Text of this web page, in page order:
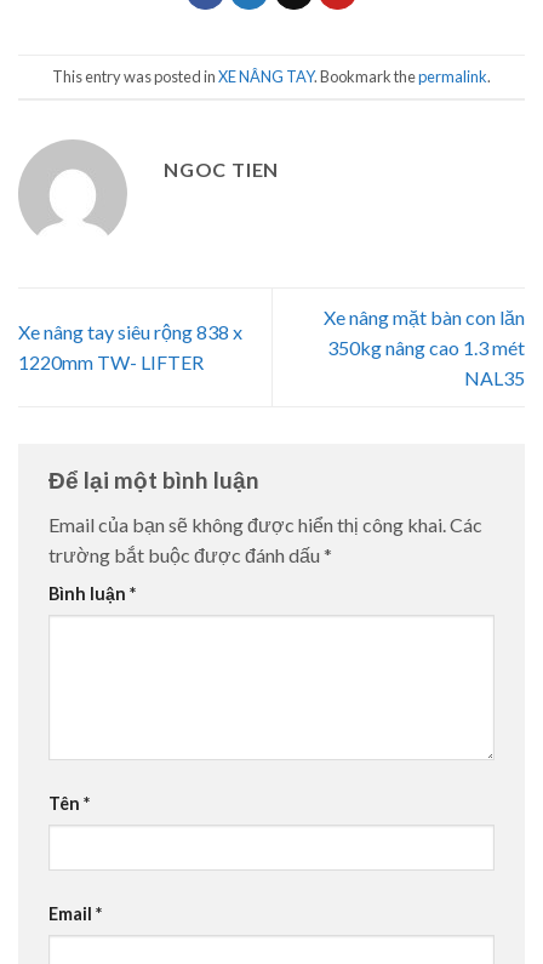
This entry was posted inXE NÂNG TAY. Bookmark thepermalink.
NGOC TIEN
Xe nâng tay siêu rộng 838 x
1220mm TW- LIFTER
Xe nâng mặt bàn con lăn
350kg nâng cao 1.3 mét
NAL35
Để lại một bình luận
Email của bạn sẽ không được hiển thị công khai.Các
trường bắt buộc được đánh dấu *
Bình luận *
Tên *
Email *